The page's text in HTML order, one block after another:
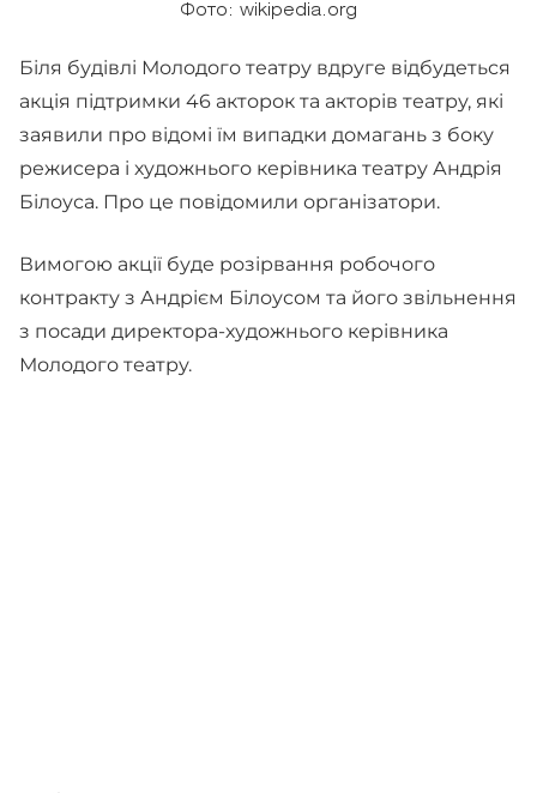
Фото: wikipedia.org
Біля будівлі Молодого театру вдруге відбудеться
акція підтримки 46 акторок та акторів театру, які
заявили про відомі їм випадки домагань з боку
режисера і художнього керівника театру Андрія
Білоуса. Про це повідомили організатори.
Вимогою акції буде розірвання робочого
контракту з Андрієм Білоусом та його звільнення
з посади директора-художнього керівника
Молодого театру.